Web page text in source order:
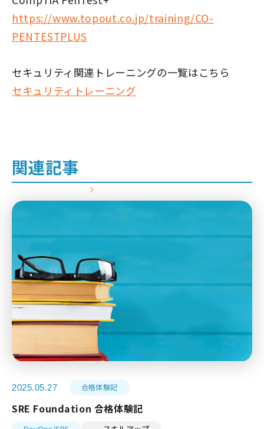
https://www.topout.co.jp/training/CO-
PENTESTPLUS
セキュリティ関連トレーニングの一覧はこちら
セキュリティトレーニング
関連記事
2025.05.27 合格体験記
SRE Foundation 合格体験記